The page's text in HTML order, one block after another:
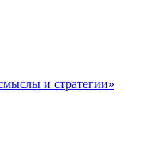
и стратегии»